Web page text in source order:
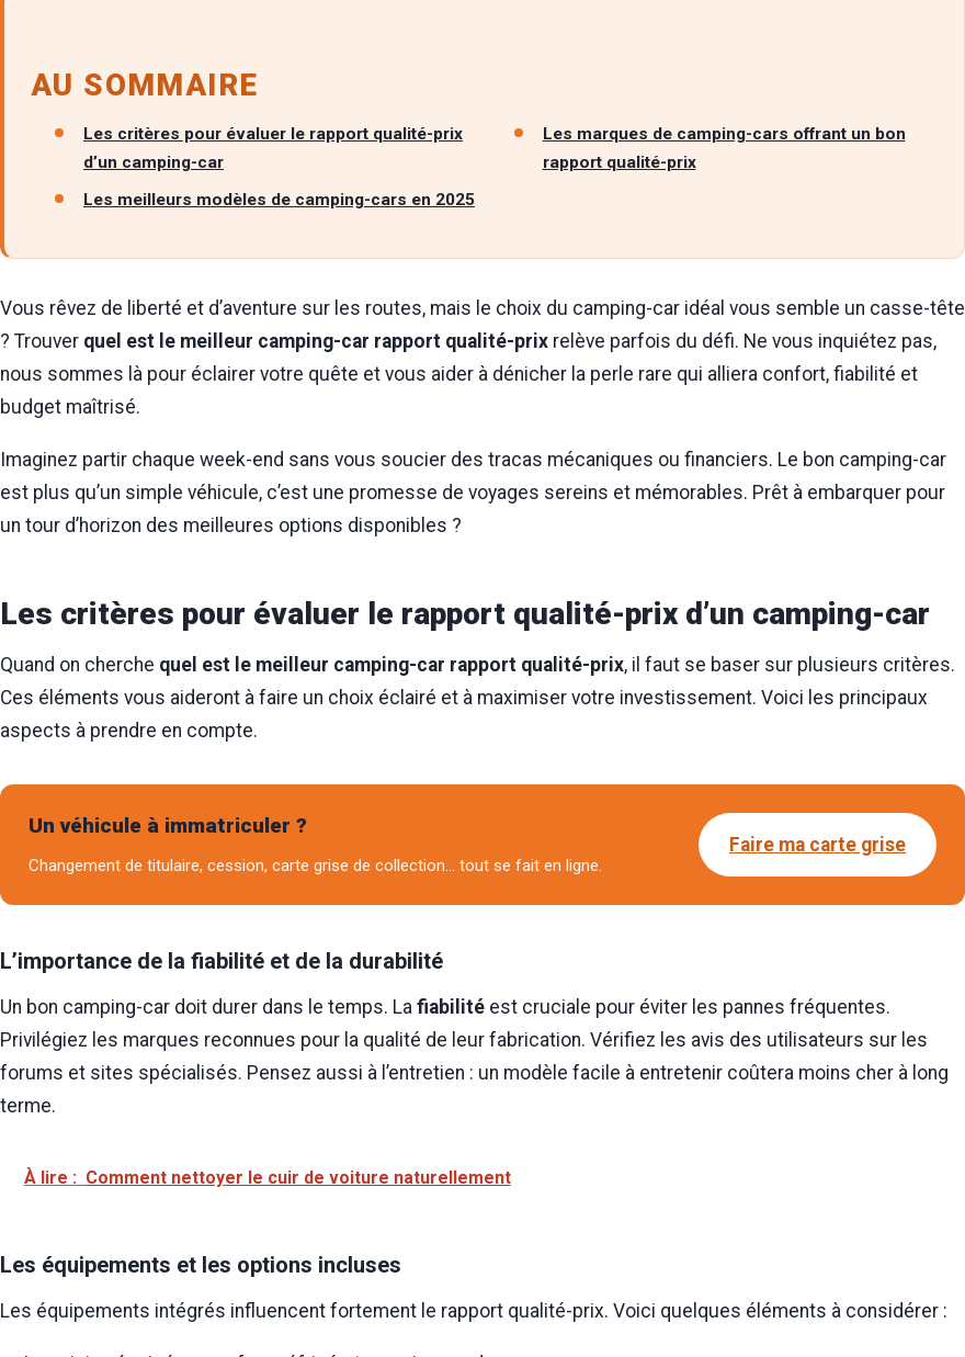
AU SOMMAIRE
Les critères pour évaluer le rapport qualité-prix
d’un camping-car
Les meilleurs modèles de camping-cars en 2025
Les marques de camping-cars offrant un bon
rapport qualité-prix
Vous rêvez de liberté et d’aventure sur les routes, mais le choix du camping-car idéal vous semble un casse-tête
? Trouver quel est le meilleur camping-car rapport qualité-prix relève parfois du défi. Ne vous inquiétez pas,
nous sommes là pour éclairer votre quête et vous aider à dénicher la perle rare qui alliera confort, fiabilité et
budget maîtrisé.
Imaginez partir chaque week-end sans vous soucier des tracas mécaniques ou financiers. Le bon camping-car
est plus qu’un simple véhicule, c’est une promesse de voyages sereins et mémorables. Prêt à embarquer pour
un tour d’horizon des meilleures options disponibles ?
Les critères pour évaluer le rapport qualité-prix d’un camping-car
Quand on cherche quel est le meilleur camping-car rapport qualité-prix, il faut se baser sur plusieurs critères.
Ces éléments vous aideront à faire un choix éclairé et à maximiser votre investissement. Voici les principaux
aspects à prendre en compte.
Un véhicule à immatriculer ?
Changement de titulaire, cession, carte grise de collection… tout se fait en ligne.
Faire ma carte grise
L’importance de la fiabilité et de la durabilité
Un bon camping-car doit durer dans le temps. La fiabilité est cruciale pour éviter les pannes fréquentes.
Privilégiez les marques reconnues pour la qualité de leur fabrication. Vérifiez les avis des utilisateurs sur les
forums et sites spécialisés. Pensez aussi à l’entretien : un modèle facile à entretenir coûtera moins cher à long
terme.
À lire : Comment nettoyer le cuir de voiture naturellement
Les équipements et les options incluses
Les équipements intégrés influencent fortement le rapport qualité-prix. Voici quelques éléments à considérer :